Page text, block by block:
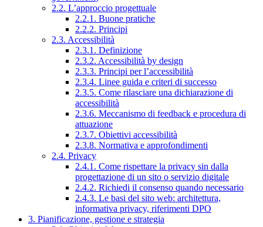
2.2. L’approccio progettuale
2.2.1. Buone pratiche
2.2.2. Principi
2.3. Accessibilità
2.3.1. Definizione
2.3.2. Accessibilità by design
2.3.3. Principi per l’accessibilità
2.3.4. Linee guida e criteri di successo
2.3.5. Come rilasciare una dichiarazione di
accessibilità
2.3.6. Meccanismo di feedback e procedura di
attuazione
2.3.7. Obiettivi accessibilità
2.3.8. Normativa e approfondimenti
2.4. Privacy
2.4.1. Come rispettare la privacy sin dalla
progettazione di un sito o servizio digitale
2.4.2. Richiedi il consenso quando necessario
2.4.3. Le basi del sito web: architettura,
informativa privacy, riferimenti DPO
3. Pianificazione, gestione e strategia